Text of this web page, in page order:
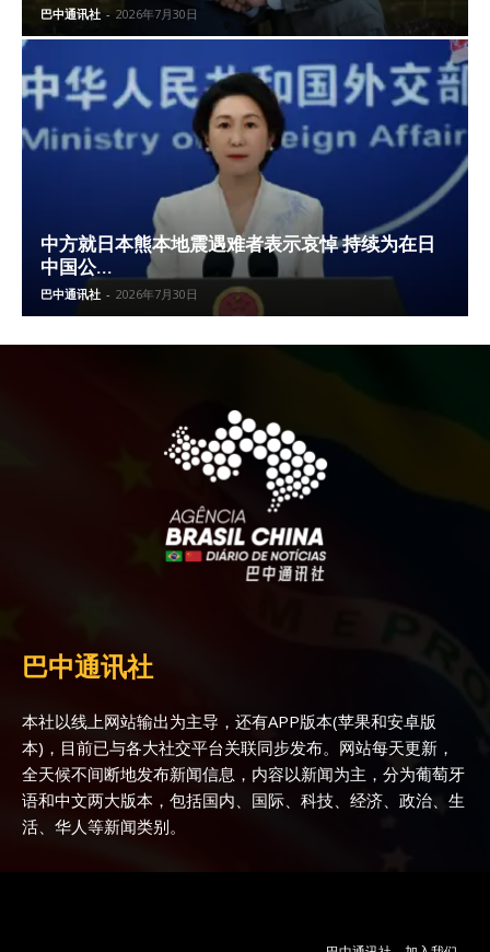
巴中通讯社 - 2026年7月30日
中方就日本熊本地震遇难者表示哀悼 持续为在日
中国公...
巴中通讯社 - 2026年7月30日
巴中通讯社
本社以线上网站输出为主导，还有APP版本(苹果和安卓版
本)，目前已与各大社交平台关联同步发布。网站每天更新，
全天候不间断地发布新闻信息，内容以新闻为主，分为葡萄牙
语和中文两大版本，包括国内、国际、科技、经济、政治、生
活、华人等新闻类别。